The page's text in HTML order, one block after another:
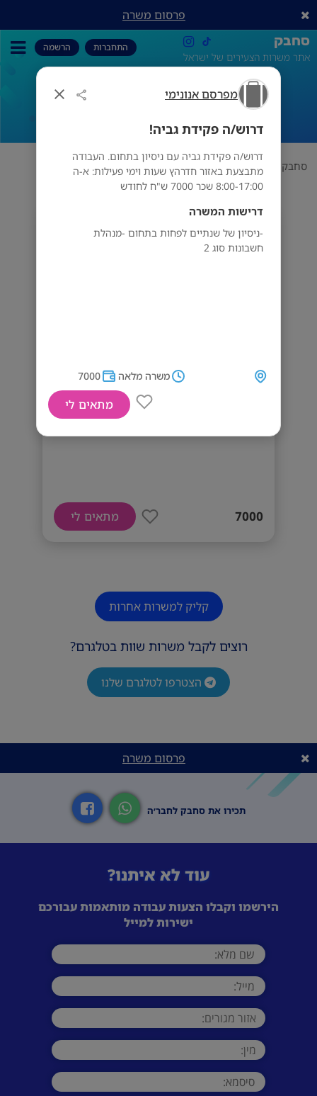
מפרסם אנונימי
דרוש/ה פקידת גביה!
דרוש/ה פקידת גביה עם ניסיון בתחום. העבודה
מתבצעת באזור חדרהץ שעות וימי פעילות: א-ה
8:00-17:00 שכר 7000 ש"ח לחודש
דרישות המשרה
-ניסיון של שנתיים לפחות בתחום -מנהלת
חשבונות סוג 2
משרה מלאה 7000
מתאים לי
פרסום משרה
סחבק
אתר משרות הצעירים של ישראל
התחברות הרשמה
דרוש/ה פקידת גביה!
סחבק תחום מפרסם אנונימי דרוש/ה פקידת גביה!
מפרסם אנונימי
7000 מתאים לי
קליק למשרות אחרות
רוצים לקבל משרות שוות בטלגרם?
הצטרפו לטלגרם שלנו
פרסום משרה
תכירו את סחבק לחבר׳ה
עוד לא איתנו?
הירשמו וקבלו הצעות עבודה מותאמות עבורכם
ישירות למייל